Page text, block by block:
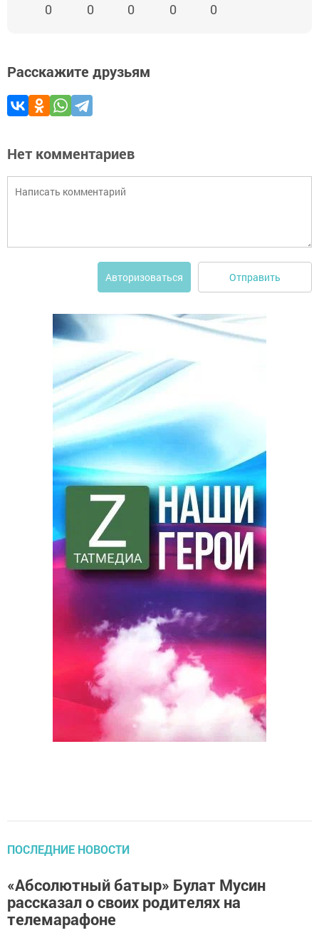
0 0 0 0 0
Расскажите друзьям
Нет комментариев
Авторизоваться Отправить
ПОСЛЕДНИЕ НОВОСТИ
«Абсолютный батыр» Булат Мусин
рассказал о своих родителях на
телемарафоне